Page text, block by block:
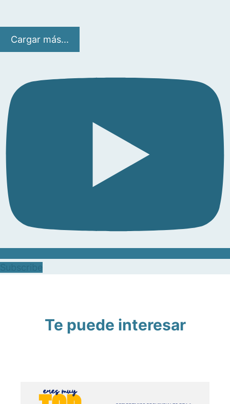
Cargar más...
Te puede interesar